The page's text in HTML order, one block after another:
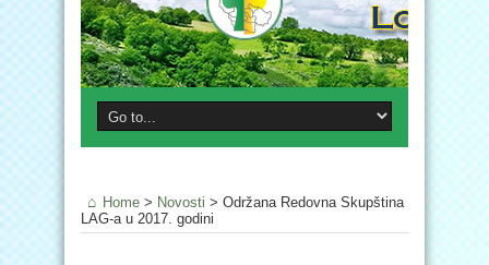
Home > Novosti > Održana Redovna Skupština
LAG-a u 2017. godini